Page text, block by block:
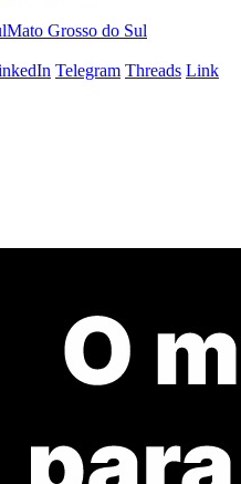
Mato Grosso do Sul
Telegram Threads Link